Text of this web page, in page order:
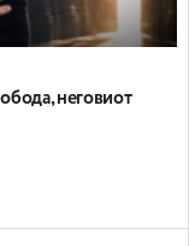
неговиот